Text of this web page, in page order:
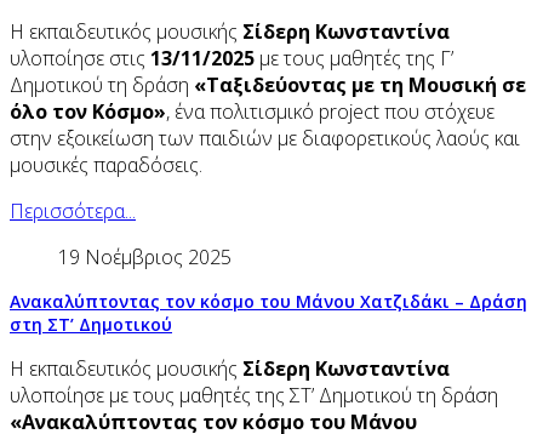
Η εκπαιδευτικός μουσικής Σίδερη Κωνσταντίνα
υλοποίησε στις 13/11/2025 με τους μαθητές της Γ’
Δημοτικού τη δράση «Ταξιδεύοντας με τη Μουσική σε
όλο τον Κόσμο», ένα πολιτισμικό project που στόχευε
στην εξοικείωση των παιδιών με διαφορετικούς λαούς και
μουσικές παραδόσεις.
Περισσότερα...
19 Νοέμβριος 2025
Ανακαλύπτοντας τον κόσμο του Μάνου Χατζιδάκι – Δράση
στη ΣΤ’ Δημοτικού
Η εκπαιδευτικός μουσικής Σίδερη Κωνσταντίνα
υλοποίησε με τους μαθητές της ΣΤ’ Δημοτικού τη δράση
«Ανακαλύπτοντας τον κόσμο του Μάνου